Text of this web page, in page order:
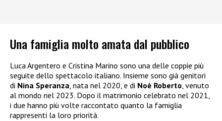
Una famiglia molto amata dal pubblico
Luca Argentero e Cristina Marino sono una delle coppie più
seguite dello spettacolo italiano. Insieme sono già genitori
di Nina Speranza, nata nel 2020, e di Noè Roberto, venuto
al mondo nel 2023. Dopo il matrimonio celebrato nel 2021,
i due hanno più volte raccontato quanto la famiglia
rappresenti la loro priorità.